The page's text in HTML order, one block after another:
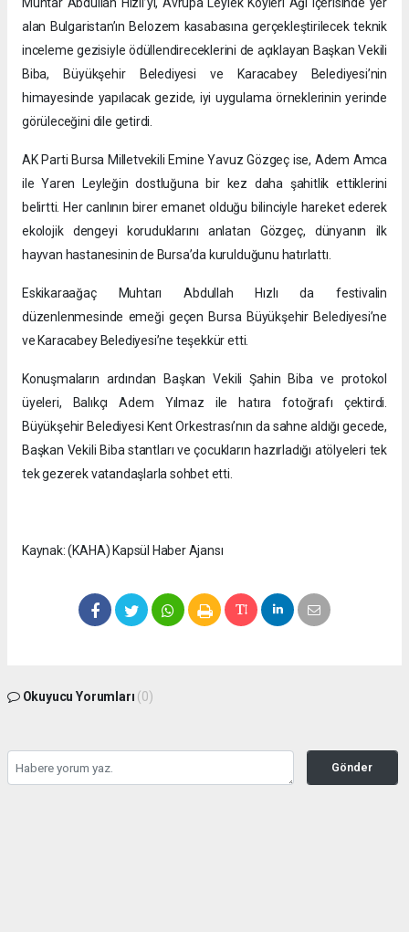
Muhtar Abdullah Hızlı’yı, Avrupa Leylek Köyleri Ağı içerisinde yer
alan Bulgaristan’ın Belozem kasabasına gerçekleştirilecek teknik
inceleme gezisiyle ödüllendireceklerini de açıklayan Başkan Vekili
Biba, Büyükşehir Belediyesi ve Karacabey Belediyesi’nin
himayesinde yapılacak gezide, iyi uygulama örneklerinin yerinde
görüleceğini dile getirdi.
AK Parti Bursa Milletvekili Emine Yavuz Gözgeç ise, Adem Amca
ile Yaren Leyleğin dostluğuna bir kez daha şahitlik ettiklerini
belirtti. Her canlının birer emanet olduğu bilinciyle hareket ederek
ekolojik dengeyi koruduklarını anlatan Gözgeç, dünyanın ilk
hayvan hastanesinin de Bursa’da kurulduğunu hatırlattı.
Eskikaraağaç Muhtarı Abdullah Hızlı da festivalin
düzenlenmesinde emeği geçen Bursa Büyükşehir Belediyesi’ne
ve Karacabey Belediyesi’ne teşekkür etti.
Konuşmaların ardından Başkan Vekili Şahin Biba ve protokol
üyeleri, Balıkçı Adem Yılmaz ile hatıra fotoğrafı çektirdi.
Büyükşehir Belediyesi Kent Orkestrası’nın da sahne aldığı gecede,
Başkan Vekili Biba stantları ve çocukların hazırladığı atölyeleri tek
tek gezerek vatandaşlarla sohbet etti.
Kaynak: (KAHA) Kapsül Haber Ajansı
Okuyucu Yorumları (0)
Gönder